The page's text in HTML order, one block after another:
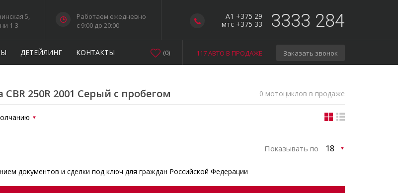
A1 +375 29
мтс +375 33
3333 284
5,
1-3
Работаем ежедневно
c 9:00 до 20:00
ДЕТЕЙЛИНГ КОНТАКТЫ 117 АВТО В ПРОДАЖЕ Заказать звонок
(0)
CBR 250R 2001 Серый с пробегом 0 мотоциклов в продаже
Показывать по
документов и сделки под ключ для граждан Российской Федерации